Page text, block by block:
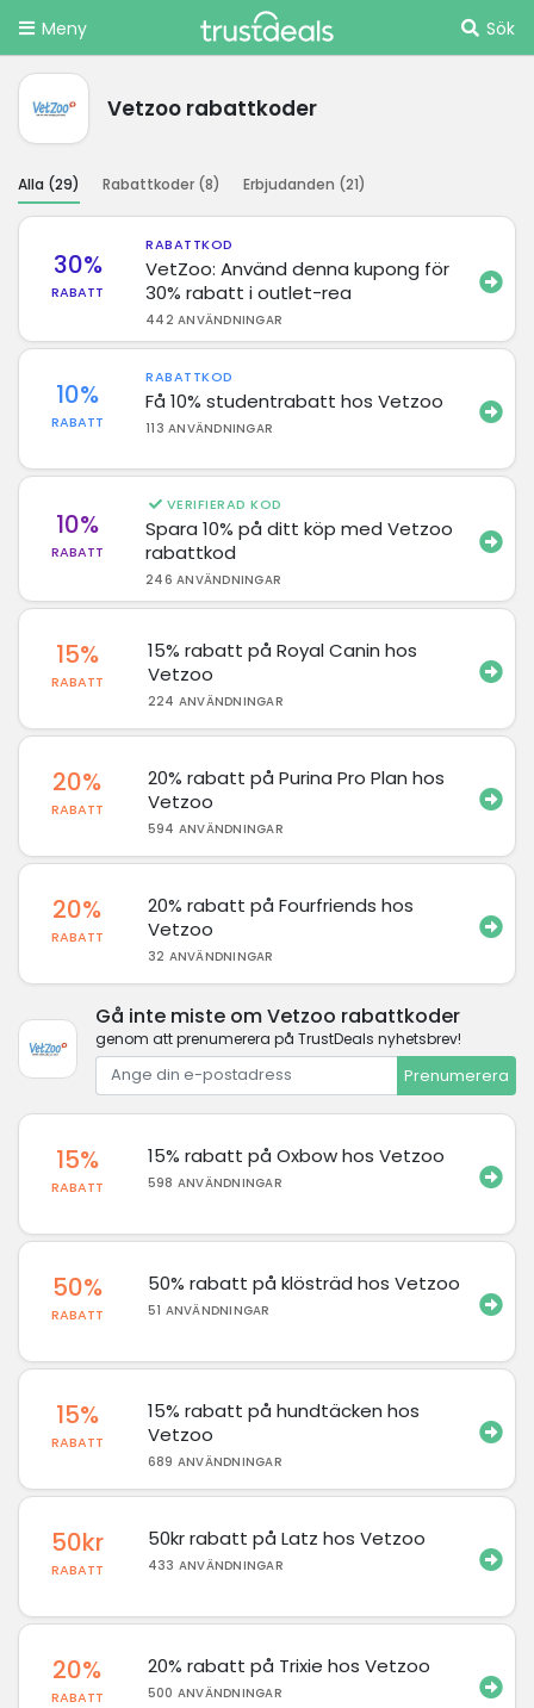
Meny Sök
Vetzoo rabattkoder
Alla (29) Rabattkoder (8) Erbjudanden (21)
30%
RABATT
RABATTKOD
VetZoo: Använd denna kupong för
30% rabatt i outlet-rea
442 ANVÄNDNINGAR
10%
RABATT
RABATTKOD
Få 10% studentrabatt hos Vetzoo
113 ANVÄNDNINGAR
10%
RABATT
VERIFIERAD KOD
Spara 10% på ditt köp med Vetzoo
rabattkod
246 ANVÄNDNINGAR
15%
RABATT
15% rabatt på Royal Canin hos
Vetzoo
224 ANVÄNDNINGAR
20%
RABATT
20% rabatt på Purina Pro Plan hos
Vetzoo
594 ANVÄNDNINGAR
20%
RABATT
20% rabatt på Fourfriends hos
Vetzoo
32 ANVÄNDNINGAR
Gå inte miste om Vetzoo rabattkoder
genom att prenumerera på TrustDeals nyhetsbrev!
Prenumerera
15%
RABATT
15% rabatt på Oxbow hos Vetzoo
598 ANVÄNDNINGAR
50%
RABATT
50% rabatt på klösträd hos Vetzoo
51 ANVÄNDNINGAR
15%
RABATT
15% rabatt på hundtäcken hos
Vetzoo
689 ANVÄNDNINGAR
50kr
RABATT
50kr rabatt på Latz hos Vetzoo
433 ANVÄNDNINGAR
20%
RABATT
20% rabatt på Trixie hos Vetzoo
500 ANVÄNDNINGAR